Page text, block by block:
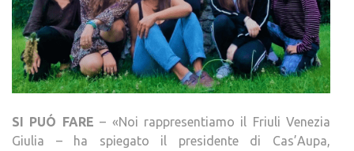
SI PUÓ FARE – «Noi rappresentiamo il Friuli Venezia
Giulia – ha spiegato il presidente di Cas’Aupa,